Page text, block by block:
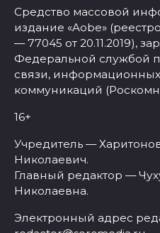
Средство массовой
издание «Aobe»
— 77045 от 20.11.2019),
Федеральной службой
связи,
коммуникаций
16+
Учредитель —
Николаевич.
Главный редактор —
Николаевна.
Электронный адрес